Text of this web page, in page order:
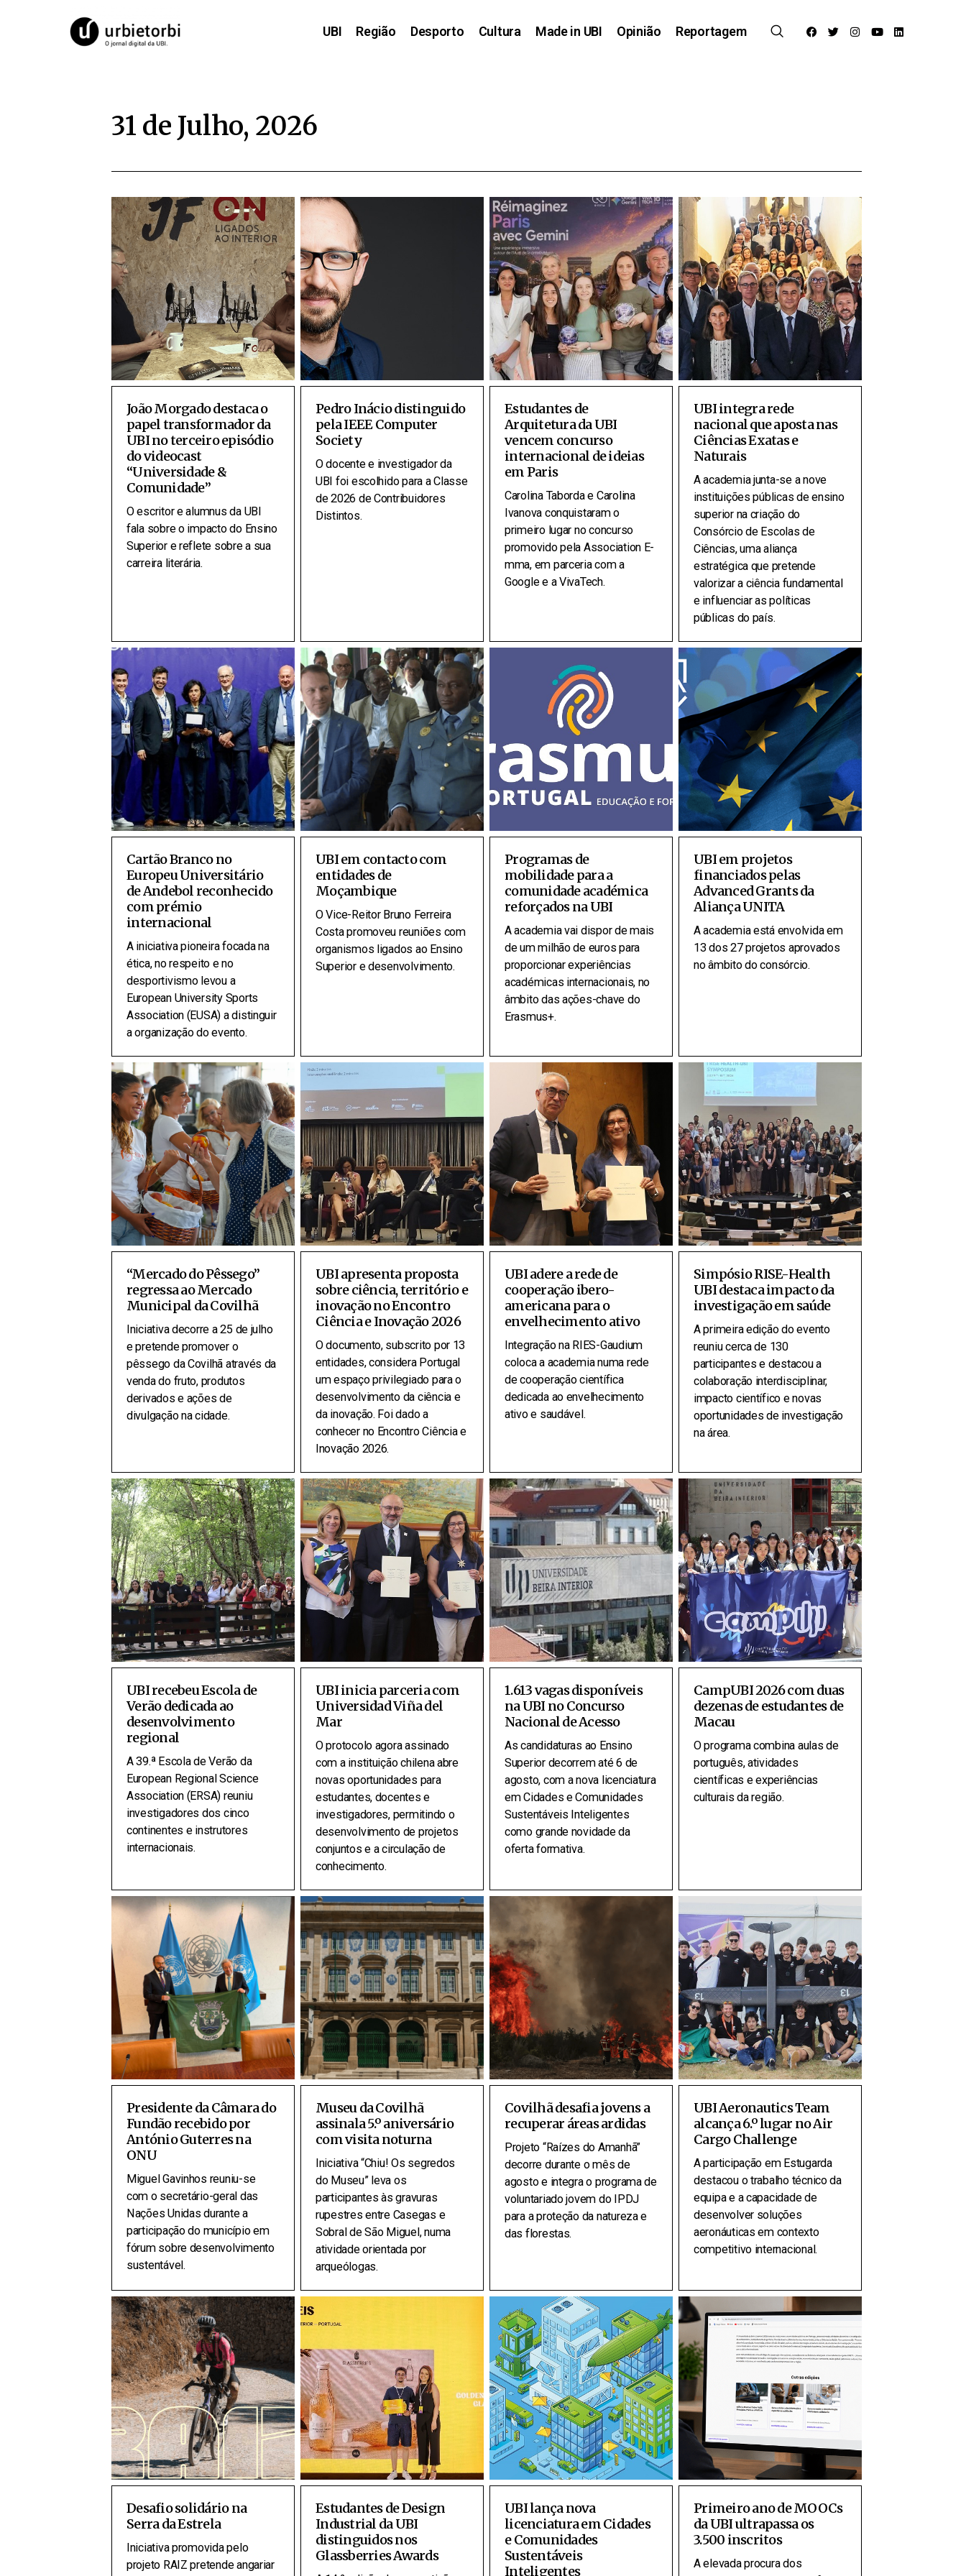
UBI Região Desporto Cultura Made in UBI Opinião Reportagem
31 de Julho, 2026
João Morgado destaca o
papel transformador da
UBI no terceiro episódio
do videocast
“Universidade &
Comunidade”
O escritor e alumnus da UBI
fala sobre o impacto do Ensino
Superior e reflete sobre a sua
carreira literária.
Pedro Inácio distinguido
pela IEEE Computer
Society
O docente e investigador da
UBI foi escolhido para a Classe
de 2026 de Contribuidores
Distintos.
Estudantes de
Arquitetura da UBI
vencem concurso
internacional de ideias
em Paris
Carolina Taborda e Carolina
Ivanova conquistaram o
primeiro lugar no concurso
promovido pela Association E-
mma, em parceria com a
Google e a VivaTech.
UBI integra rede
nacional que aposta nas
Ciências Exatas e
Naturais
A academia junta-se a nove
instituições públicas de ensino
superior na criação do
Consórcio de Escolas de
Ciências, uma aliança
estratégica que pretende
valorizar a ciência fundamental
e influenciar as políticas
públicas do país.
Cartão Branco no
Europeu Universitário
de Andebol reconhecido
com prémio
internacional
A iniciativa pioneira focada na
ética, no respeito e no
desportivismo levou a
European University Sports
Association (EUSA) a distinguir
a organização do evento.
UBI em contacto com
entidades de
Moçambique
O Vice-Reitor Bruno Ferreira
Costa promoveu reuniões com
organismos ligados ao Ensino
Superior e desenvolvimento.
Programas de
mobilidade para a
comunidade académica
reforçados na UBI
A academia vai dispor de mais
de um milhão de euros para
proporcionar experiências
académicas internacionais, no
âmbito das ações-chave do
Erasmus+.
UBI em projetos
financiados pelas
Advanced Grants da
Aliança UNITA
A academia está envolvida em
13 dos 27 projetos aprovados
no âmbito do consórcio.
“Mercado do Pêssego”
regressa ao Mercado
Municipal da Covilhã
Iniciativa decorre a 25 de julho
e pretende promover o
pêssego da Covilhã através da
venda do fruto, produtos
derivados e ações de
divulgação na cidade.
UBI apresenta proposta
sobre ciência, território e
inovação no Encontro
Ciência e Inovação 2026
O documento, subscrito por 13
entidades, considera Portugal
um espaço privilegiado para o
desenvolvimento da ciência e
da inovação. Foi dado a
conhecer no Encontro Ciência e
Inovação 2026.
UBI adere a rede de
cooperação ibero-
americana para o
envelhecimento ativo
Integração na RIES-Gaudium
coloca a academia numa rede
de cooperação científica
dedicada ao envelhecimento
ativo e saudável.
Simpósio RISE-Health
UBI destaca impacto da
investigação em saúde
A primeira edição do evento
reuniu cerca de 130
participantes e destacou a
colaboração interdisciplinar,
impacto científico e novas
oportunidades de investigação
na área.
UBI recebeu Escola de
Verão dedicada ao
desenvolvimento
regional
A 39.ª Escola de Verão da
European Regional Science
Association (ERSA) reuniu
investigadores dos cinco
continentes e instrutores
internacionais.
UBI inicia parceria com
Universidad Viña del
Mar
O protocolo agora assinado
com a instituição chilena abre
novas oportunidades para
estudantes, docentes e
investigadores, permitindo o
desenvolvimento de projetos
conjuntos e a circulação de
conhecimento.
1.613 vagas disponíveis
na UBI no Concurso
Nacional de Acesso
As candidaturas ao Ensino
Superior decorrem até 6 de
agosto, com a nova licenciatura
em Cidades e Comunidades
Sustentáveis Inteligentes
como grande novidade da
oferta formativa.
CampUBI 2026 com duas
dezenas de estudantes de
Macau
O programa combina aulas de
português, atividades
científicas e experiências
culturais da região.
Presidente da Câmara do
Fundão recebido por
António Guterres na
ONU
Miguel Gavinhos reuniu-se
com o secretário-geral das
Nações Unidas durante a
participação do município em
fórum sobre desenvolvimento
sustentável.
Museu da Covilhã
assinala 5.º aniversário
com visita noturna
Iniciativa “Chiu! Os segredos
do Museu” leva os
participantes às gravuras
rupestres entre Casegas e
Sobral de São Miguel, numa
atividade orientada por
arqueólogas.
Covilhã desafia jovens a
recuperar áreas ardidas
Projeto “Raízes do Amanhã”
decorre durante o mês de
agosto e integra o programa de
voluntariado jovem do IPDJ
para a proteção da natureza e
das florestas.
UBI Aeronautics Team
alcança 6.º lugar no Air
Cargo Challenge
A participação em Estugarda
destacou o trabalho técnico da
equipa e a capacidade de
desenvolver soluções
aeronáuticas em contexto
competitivo internacional.
Desafio solidário na
Serra da Estrela
Iniciativa promovida pelo
projeto RAIZ pretende angariar
Estudantes de Design
Industrial da UBI
distinguidos nos
Glassberries Awards
UBI lança nova
licenciatura em Cidades
e Comunidades
Sustentáveis
Inteligentes
Primeiro ano de MOOCs
da UBI ultrapassa os
3.500 inscritos
A elevada procura dos